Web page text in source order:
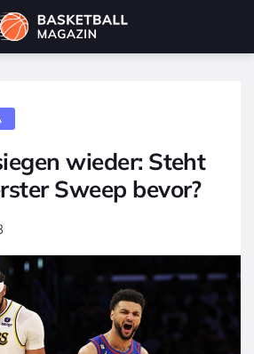
wieder: Steht
Sweep bevor?